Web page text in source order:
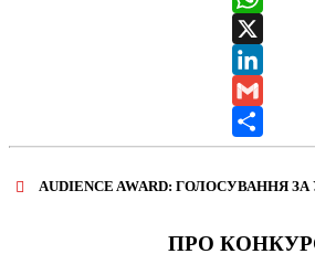
WhatsApp
X
LinkedIn
Gmail
Share
AUDIENCE AWARD: ГОЛОСУВАННЯ ЗА
AUDIENCE
ПРО